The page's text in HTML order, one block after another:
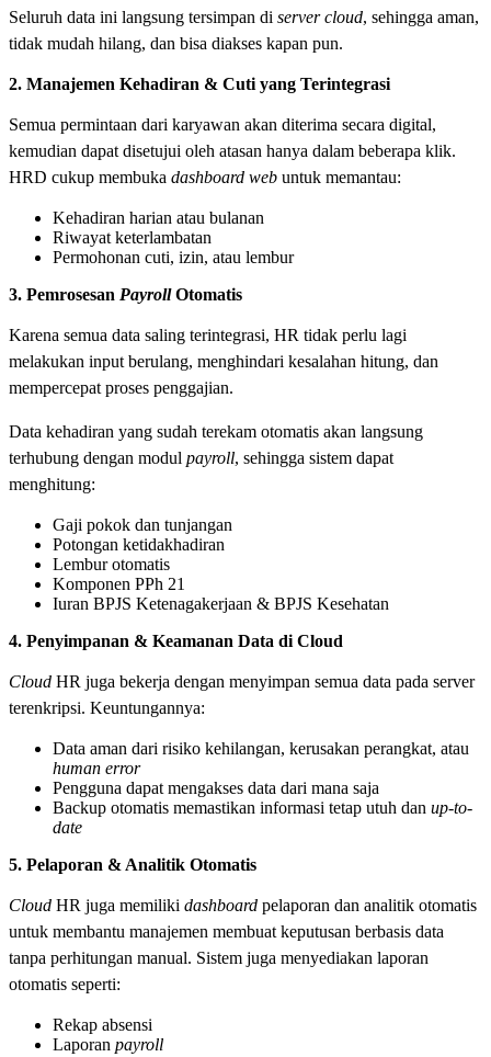
Seluruh data ini langsung tersimpan di server cloud, sehingga aman,
tidak mudah hilang, dan bisa diakses kapan pun.
2. Manajemen Kehadiran & Cuti yang Terintegrasi
Semua permintaan dari karyawan akan diterima secara digital,
kemudian dapat disetujui oleh atasan hanya dalam beberapa klik.
HRD cukup membuka dashboard web untuk memantau:
Kehadiran harian atau bulanan
Riwayat keterlambatan
Permohonan cuti, izin, atau lembur
3. Pemrosesan PayrollOtomatis
Karena semua data saling terintegrasi, HR tidak perlu lagi
melakukan input berulang, menghindari kesalahan hitung, dan
mempercepat proses penggajian.
Data kehadiran yang sudah terekam otomatis akan langsung
terhubung dengan modul payroll, sehingga sistem dapat
menghitung:
Gaji pokok dan tunjangan
Potongan ketidakhadiran
Lembur otomatis
Komponen PPh 21
Iuran BPJS Ketenagakerjaan & BPJS Kesehatan
4. Penyimpanan & Keamanan Data di Cloud
Cloud HR juga bekerja dengan menyimpan semua data pada server
terenkripsi. Keuntungannya:
Data aman dari risiko kehilangan, kerusakan perangkat, atau
human error
Pengguna dapat mengakses data dari mana saja
Backup otomatis memastikan informasi tetap utuh dan up-to-
date
5. Pelaporan & Analitik Otomatis
Cloud HR juga memiliki dashboard pelaporan dan analitik otomatis
untuk membantu manajemen membuat keputusan berbasis data
tanpa perhitungan manual. Sistem juga menyediakan laporan
otomatis seperti:
Rekap absensi
Laporan payroll